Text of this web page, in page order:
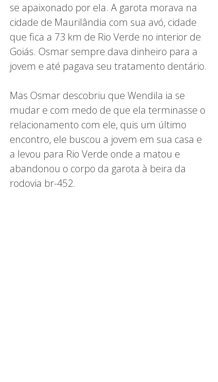
se apaixonado por ela. A garota morava na
cidade de Maurilândia com sua avó, cidade
que fica a 73 km de Rio Verde no interior de
Goiás. Osmar sempre dava dinheiro para a
jovem e até pagava seu tratamento dentário.
Mas Osmar descobriu que Wendila ia se
mudar e com medo de que ela terminasse o
relacionamento com ele, quis um último
encontro, ele buscou a jovem em sua casa e
a levou para Rio Verde onde a matou e
abandonou o corpo da garota à beira da
rodovia br-452.